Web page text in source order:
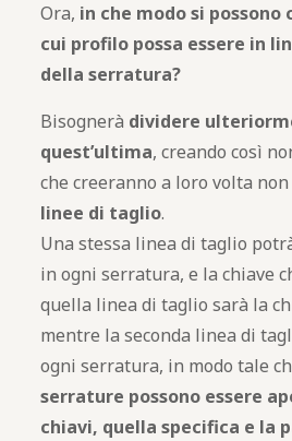
Ora, in che modo si
cui profilo possa essere in
della serratura?
Bisognerà dividere
quest’ultima, creando così
che creeranno a loro volta
linee di taglio.
Una stessa linea di taglio
in ogni serratura, e la chiave
quella linea di taglio sarà la
mentre la seconda linea di
ogni serratura, in modo tale
serrature possono essere
chiavi, quella specifica e la